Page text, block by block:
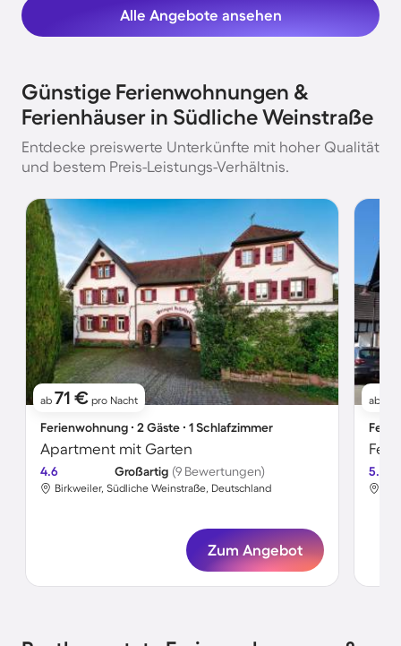
Alle Angebote ansehen
Günstige Ferienwohnungen &
Ferienhäuser in Südliche Weinstraße
Entdecke preiswerte Unterkünfte mit hoher Qualität
und bestem Preis-Leistungs-Verhältnis.
ab 71 € pro Nacht
Ferienwohnung ∙ 2 Gäste ∙ 1 Schlafzimmer
Apartment mit Garten
4.6 Großartig (9 Bewertungen)
Birkweiler, Südliche Weinstraße, Deutschland
Zum Angebot
ab
5.0